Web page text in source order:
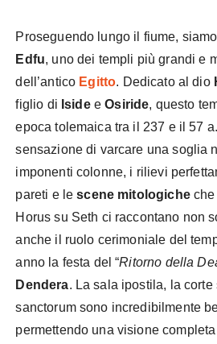
Proseguendo lungo il fiume,
Edfu, uno dei templi più grandi e
dell’antico Egitto. Dedicato al dio
figlio di IsideeOsiride, questo
epoca tolemaica tra il 237 e il 57
sensazione di varcare una soglia
imponenti colonne, i rilievi
pareti e lescene mitologicheche
Horus su Seth ci raccontano non
anche il ruolo cerimoniale del
anno la festa del “Ritorno della
Dendera. La sala ipostila, la
sanctorum sono incredibilmente
permettendo una visione